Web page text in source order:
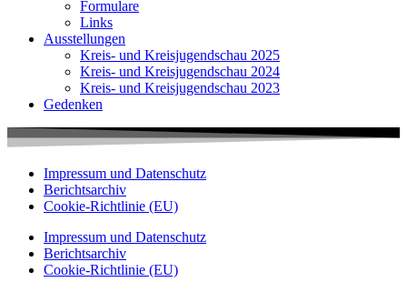
Formulare
Links
Ausstellungen
Kreis- und Kreisjugendschau 2025
Kreis- und Kreisjugendschau 2024
Kreis- und Kreisjugendschau 2023
Gedenken
Impressum und Datenschutz
Berichtsarchiv
Cookie-Richtlinie (EU)
Impressum und Datenschutz
Berichtsarchiv
Cookie-Richtlinie (EU)